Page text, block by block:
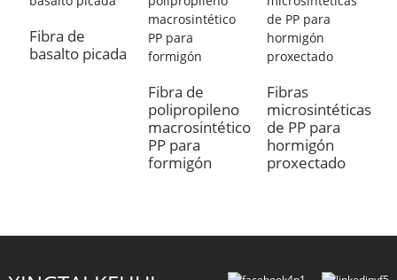
Fibra de
basalto picada
Fibra de
polipropileno
macrosintético
PP para
formigón
Fibras
microsintéticas
de PP para
hormigón
proxectado